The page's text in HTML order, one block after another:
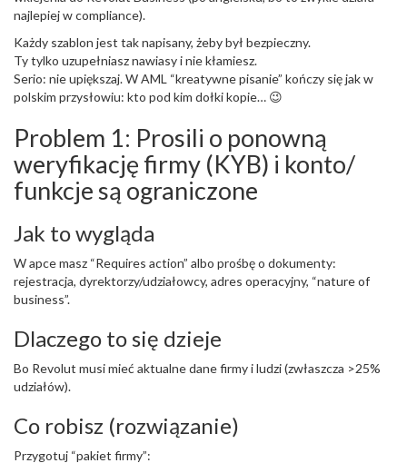
najlepiej w compliance).
Każdy szablon jest tak napisany, żeby był bezpieczny.
Ty tylko uzupełniasz nawiasy i nie kłamiesz.
Serio: nie upiększaj. W AML “kreatywne pisanie” kończy się jak w
polskim przysłowiu: kto pod kim dołki kopie… 😉
Problem 1: Prosili o ponowną
weryfikację firmy (KYB) i konto/
funkcje są ograniczone
Jak to wygląda
W apce masz “Requires action” albo prośbę o dokumenty:
rejestracja, dyrektorzy/udziałowcy, adres operacyjny, “nature of
business”.
Dlaczego to się dzieje
Bo Revolut musi mieć aktualne dane firmy i ludzi (zwłaszcza >25%
udziałów).
Co robisz (rozwiązanie)
Przygotuj “pakiet firmy”: